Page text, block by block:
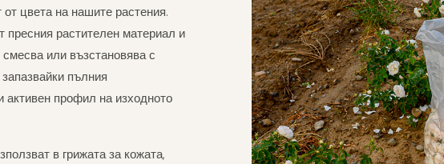
от цвета на нашите растения.
пресния растителен материал и
или възстановява с
пълния
активен профил на изходното
в грижата за кожата,